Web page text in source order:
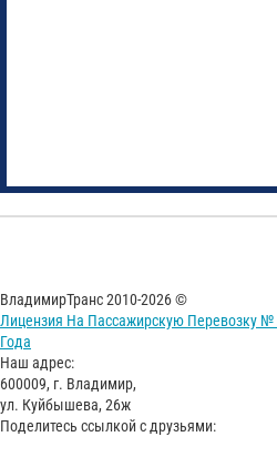
ВладимирТранс 2010-2026 ©
Лицензия На Пассажирскую Перевозку №
Года
Наш адрес:
600009, г. Владимир,
ул. Куйбышева, 26ж
Поделитесь ссылкой с друзьями: